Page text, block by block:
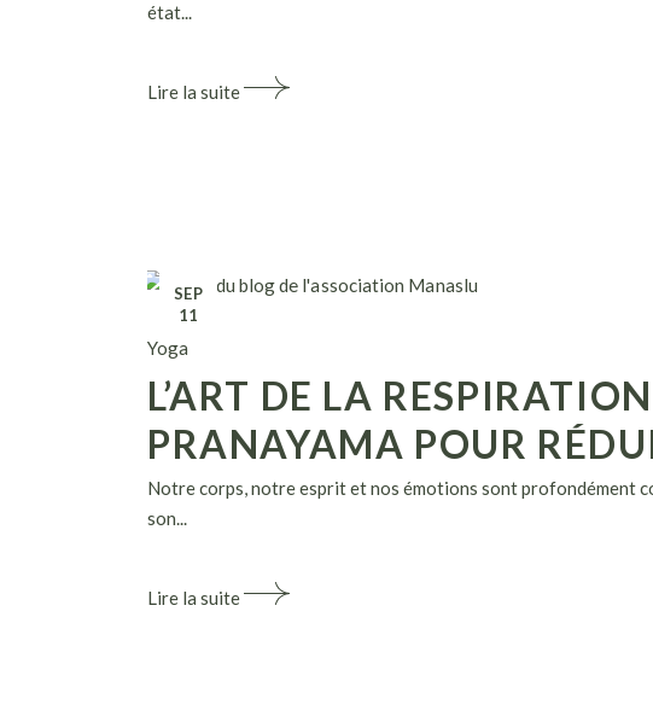
état...
Lire la suite
SEP
11
Yoga
L’ART DE LA
PRANAYAMA POUR
Notre corps, notre esprit et nos émotions sont profondément
son...
Lire la suite